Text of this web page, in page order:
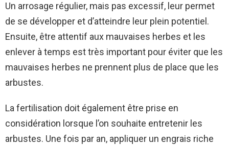
Un arrosage régulier, mais pas excessif, leur permet
de se développer et d’atteindre leur plein potentiel.
Ensuite, être attentif aux mauvaises herbes et les
enlever à temps est très important pour éviter que les
mauvaises herbes ne prennent plus de place que les
arbustes.
La fertilisation doit également être prise en
considération lorsque l’on souhaite entretenir les
arbustes. Une fois par an, appliquer un engrais riche